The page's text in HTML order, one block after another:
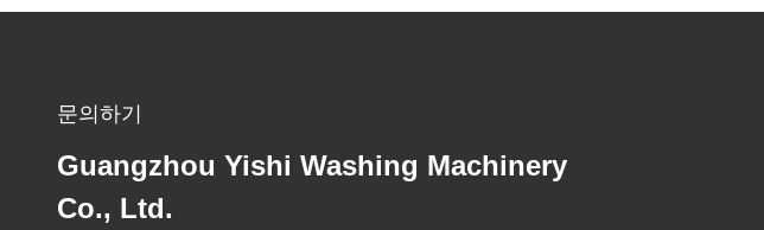
문의하기
Guangzhou Yishi Washing Machinery
Co., Ltd.